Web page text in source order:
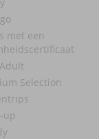
met een
Selection
up